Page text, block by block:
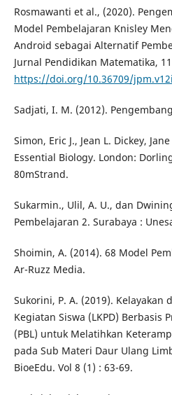
Rosmawanti et al., (2020).
Model Pembelajaran Knisley
Android sebagai Alternatif
Jurnal Pendidikan Matematika,
https://doi.org/10.36709/
Sadjati, I. M. (2012).
Simon, Eric J., Jean L. Dickey,
Essential Biology. London:
80mStrand.
Sukarmin., Ulil, A. U., dan
Pembelajaran 2. Surabaya :
Shoimin, A. (2014). 68 Model
Ar-Ruzz Media.
Sukorini, P. A. (2019). Kelayakan
Kegiatan Siswa (LKPD) Berbasis
(PBL) untuk Melatihkan
pada Sub Materi Daur Ulang
BioeEdu. Vol 8 (1) : 63-69.